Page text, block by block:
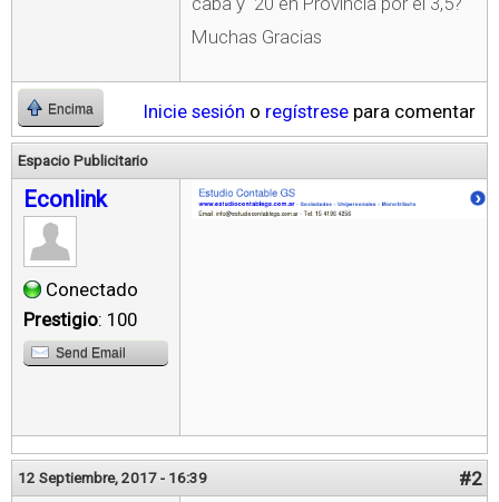
Muchas Gracias
Encima Inicie sesión o regístrese para comentar
Espacio Publicitario
Econlink
Conectado
Prestigio: 100
Send Email
12 Septiembre, 2017 - 16:39 #2